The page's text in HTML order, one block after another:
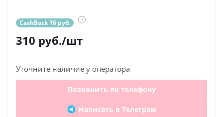
CashBack 16 руб. ?
310 руб./шт
Уточните наличие у оператора
Позвонить по телефону
Написать в Телеграм